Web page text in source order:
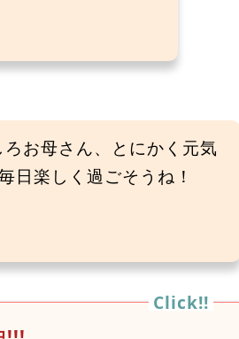
お母さん、とにかく元気
日楽しく過ごそうね！